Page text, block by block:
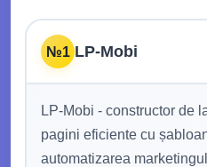
№1 LP-Mobi
LP-Mobi - constructor de
pagini eficiente cu
automatizarea